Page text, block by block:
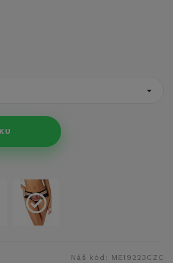
Náš kód: ME19223CZC